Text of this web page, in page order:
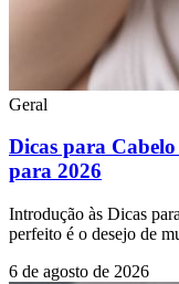
Geral
Dicas para
para 2026
Introdução às Dicas
perfeito é o desejo de
6 de agosto de 2026